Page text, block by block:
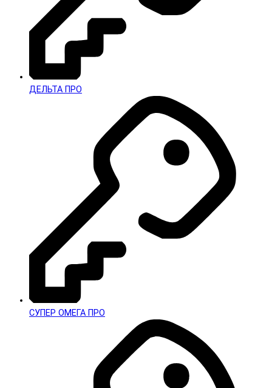
ДЕЛЬТА ПРО
СУПЕР ОМЕГА ПРО